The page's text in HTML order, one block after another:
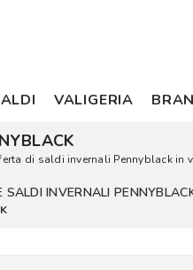
VALIGERIA
di saldi invernali Pennyblack in
SALDI INVERNALI